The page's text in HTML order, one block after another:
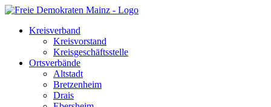
Kreisverband
Kreisvorstand
Kreisgeschäftsstelle
Ortsverbände
Altstadt
Bretzenheim
Drais